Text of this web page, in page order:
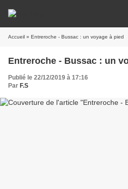
Accueil » Entreroche - Bussac : un voyage à pied
Entreroche - Bussac : un
Publié le 22/12/2019 à 17:16
Par F.S